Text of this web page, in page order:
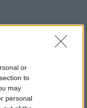
or
to
may
personal